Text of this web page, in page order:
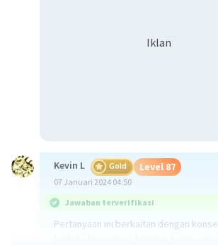
Iklan
Kevin L Gold Level 87
07 Januari 2024 04:50
Jawaban terverifikasi
Pertanyaan ini berkaitan dengan